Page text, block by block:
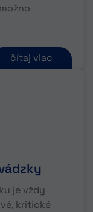
čítaj viac
je vždy
kritické